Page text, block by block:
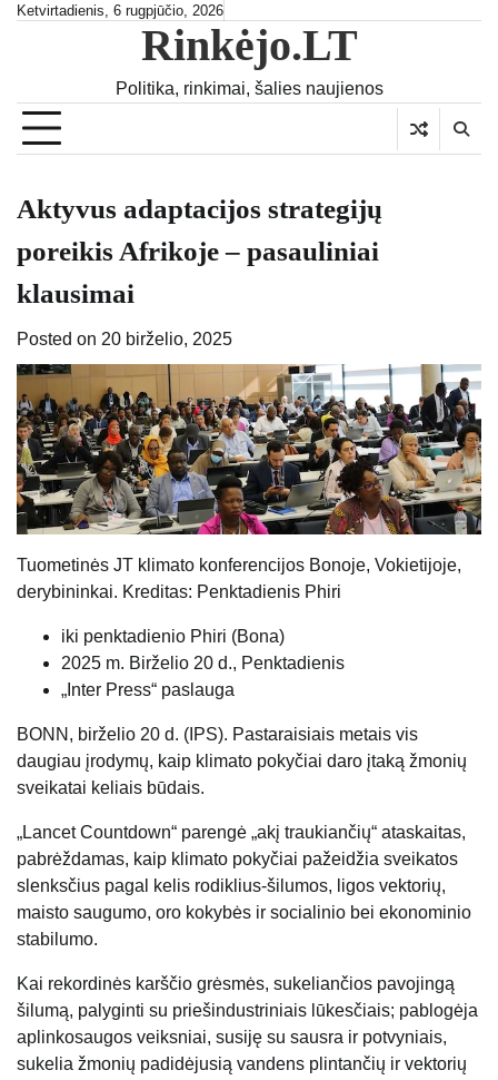
SkipKetvirtadienis, 6 rugpjūčio, 2026
Rinkėjo.LT
Politika, rinkimai, šalies naujienos
Aktyvus adaptacijos strategijų
poreikis Afrikoje – pasauliniai
klausimai
Posted on 20 birželio, 2025
Tuometinės JT klimato konferencijos Bonoje, Vokietijoje,
derybininkai. Kreditas: Penktadienis Phiri
iki penktadienio Phiri (Bona)
2025 m. Birželio 20 d., Penktadienis
„Inter Press“ paslauga
BONN, birželio 20 d. (IPS). Pastaraisiais metais vis
daugiau įrodymų, kaip klimato pokyčiai daro įtaką žmonių
sveikatai keliais būdais.
„Lancet Countdown“ parengė „akį traukiančių“ ataskaitas,
pabrėždamas, kaip klimato pokyčiai pažeidžia sveikatos
slenksčius pagal kelis rodiklius-šilumos, ligos vektorių,
maisto saugumo, oro kokybės ir socialinio bei ekonominio
stabilumo.
Kai rekordinės karščio grėsmės, sukeliančios pavojingą
šilumą, palyginti su priešindustriniais lūkesčiais; pablogėja
aplinkosaugos veiksniai, susiję su sausra ir potvyniais,
sukelia žmonių padidėjusią vandens plintančių ir vektorių